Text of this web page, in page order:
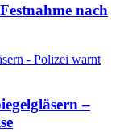
nach
–